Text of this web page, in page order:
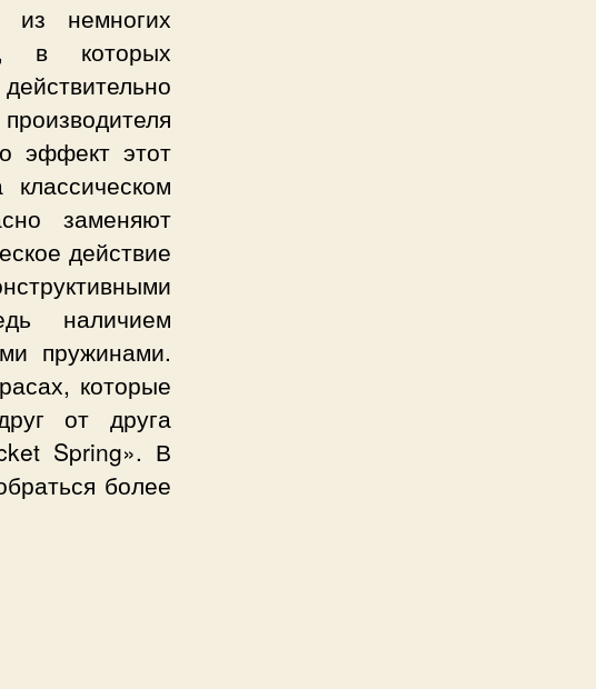
немногих
в которых
эффект этот
заменяют
действие
наличием
пружинами.
которые
от друга
Spring». В
более